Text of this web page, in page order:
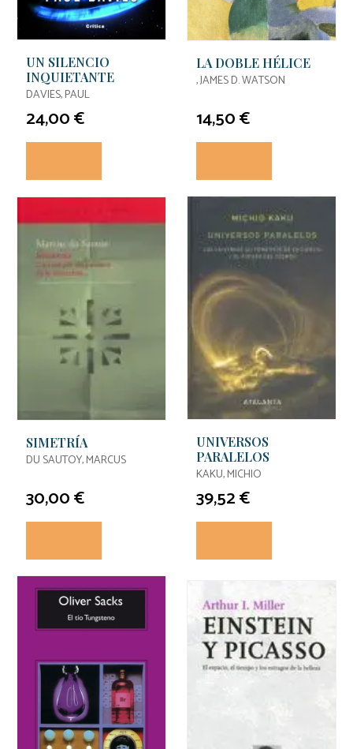
UN SILENCIO
INQUIETANTE
DAVIES, PAUL
24,00 €
LA DOBLE HÉLICE
, JAMES D. WATSON
14,50 €
SIMETRÍA
DU SAUTOY, MARCUS
30,00 €
UNIVERSOS
PARALELOS
KAKU, MICHIO
39,52 €